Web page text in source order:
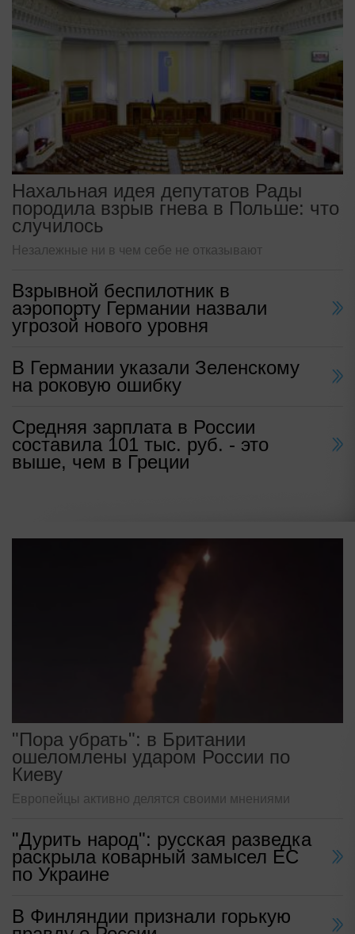
Нахальная идея депутатов Рады
породила взрыв гнева в Польше: что
случилось
Незалежные ни в чем себе не отказывают
Взрывной беспилотник в
аэропорту Германии назвали
угрозой нового уровня
В Германии указали Зеленскому
на роковую ошибку
Средняя зарплата в России
составила 101 тыс. руб. - это
выше, чем в Греции
"Пора убрать": в Британии
ошеломлены ударом России по
Киеву
Европейцы активно делятся своими мнениями
"Дурить народ": русская разведка
раскрыла коварный замысел ЕС
по Украине
В Финляндии признали горькую